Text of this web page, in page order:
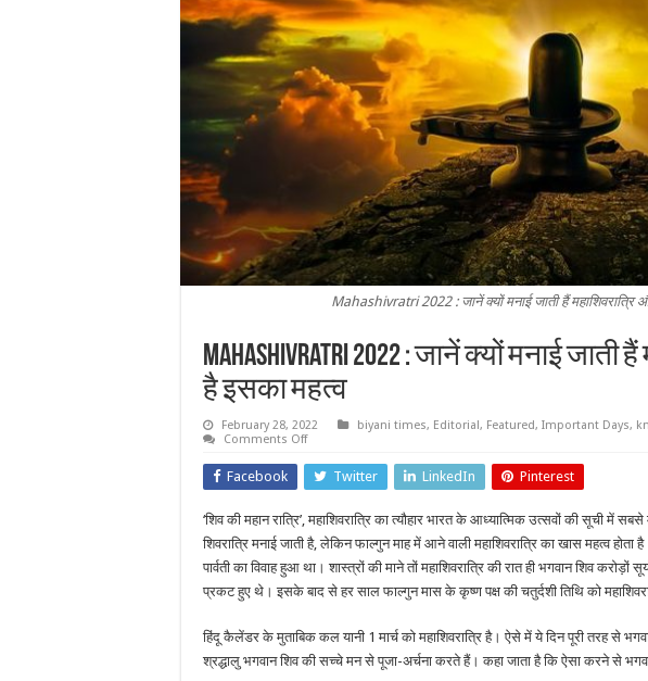
Mahashivratri 2022 : जानें क्यों मनाई जाती हैं महाशिवरात्रि
Mahashivratri 2022 : जानें क्यों मनाई जाती
है इसका महत्व
February 28, 2022 biyani times, Editorial, Featured, Important Days,
Comments Offon
2022
जानें
मनाई
जाती
हैं
महाशिवरात्रि
क्या
महत्व
Facebook Twitter LinkedIn Pinterest
‘शिव की महान रात्रि’, महाशिवरात्रि का त्यौहार भारत के आध्यात्मिक उत्सवों की सूची में
शिवरात्रि मनाई जाती है, लेकिन फाल्गुन माह में आने वाली महाशिवरात्रि का खास महत्व होता
पार्वती का विवाह हुआ था। शास्त्रों की माने तों महाशिवरात्रि की रात ही भगवान शिव करोड़ों
प्रकट हुए थे। इसके बाद से हर साल फाल्गुन मास के कृष्ण पक्ष की चतुर्दशी तिथि को
हिंदू कैलेंडर के मुताबिक कल यानी 1 मार्च को महाशिवरात्रि है। ऐसे में ये दिन पूरी तरह से
श्रद्धालु भगवान शिव की सच्चे मन से पूजा-अर्चना करते हैं। कहा जाता है कि ऐसा करने से